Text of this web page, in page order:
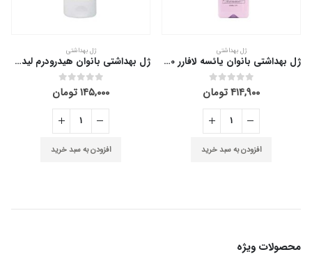
ژل بهداشتی بانوان یائسه لافارر 250 میلی لیتر
ژل بهداشتی
ژل بهداشتی بانوان هیدرودرم لیدی 150 میلی لیتر
0
۱۴۵,۰۰۰
افزودن به سبد خرید
ژل بهداشتی
0
۴۹۵,۰۰۰
افزودن به سبد خرید
محصولات ویژه